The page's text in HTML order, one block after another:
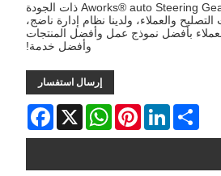
تم الإشادة بمنتجات Aworks® auto Steering Gear ذات الجودة
والعملاء، ولدينا نظام إدارة ناضج،
بأفضل نموذج عمل وأفضل المنتجات
وأفضل خدمة!
إرسال استفسار
Facebook X
WhatsAppPinterestLinkedInShare